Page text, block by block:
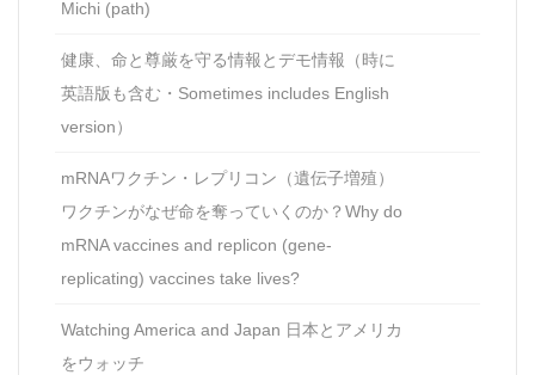
Michi (path)
健康、命と尊厳を守る情報とデモ情報（時に
英語版も含む・Sometimes includes English
version）
mRNAワクチン・レプリコン（遺伝子増殖）
ワクチンがなぜ命を奪っていくのか？Why do
mRNA vaccines and replicon (gene-
replicating) vaccines take lives?
Watching America and Japan 日本とアメリカ
をウォッチ